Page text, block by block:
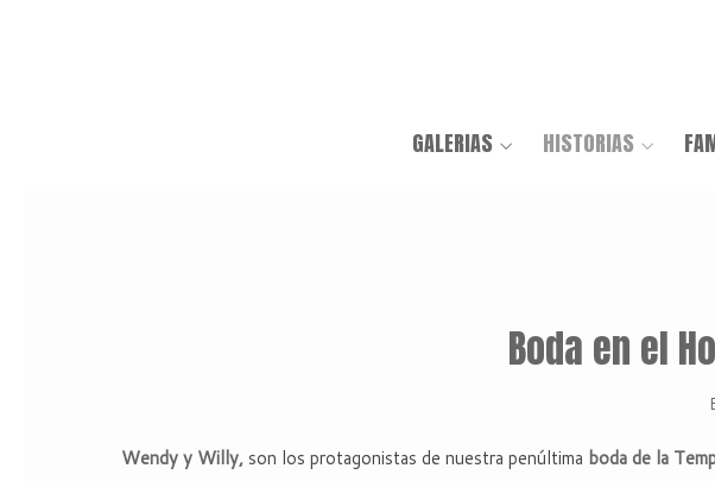
GALERIAS HISTORIAS
Boda en el
Wendy y Willy,son los protagonistas de nuestra penúltima boda de la